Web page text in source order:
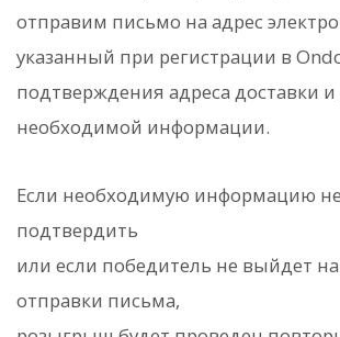
отправим письмо на адрес
указанный при регистрации в
подтверждения адреса доставки и
необходимой информации.
Если необходимую информацию не
подтвердить
или если победитель не выйдет на
отправки письма,